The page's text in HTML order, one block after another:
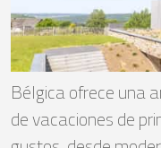
Bélgica ofrece una
de vacaciones de